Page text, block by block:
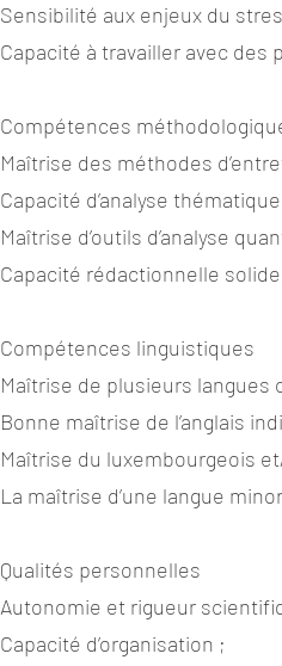
Sensibilité aux enjeux du
Capacité à travailler avec
Compétences
Maîtrise des méthodes
Capacité d’analyse
Maîtrise d’outils d’analyse
Capacité rédactionnelle
Compétences linguistiques
Maîtrise de plusieurs langues
Bonne maîtrise de l’anglais
Maîtrise du luxembourgeois
La maîtrise d’une langue
Qualités personnelles
Autonomie et rigueur
Capacité d’organisation ;